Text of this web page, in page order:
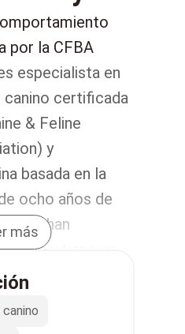
por la CFBA
especialista en
certificada
& Feline
y
basada en la
ocho años de
le han
y tiene un
los perros.
más